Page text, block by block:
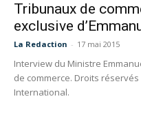
Tribunaux de
exclusive
La Redaction - 17 mai 2015
Interview du Ministre
de commerce. Droits réservés
International.